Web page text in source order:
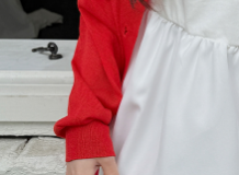
인플루언서 pick!
신상 5%
MADE